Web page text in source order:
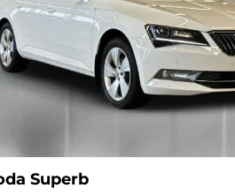
Superb